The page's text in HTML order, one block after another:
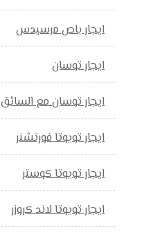
ايجار باص مرسيدس
ايجار توسان
ايجار توسان مع السائق
ايجار تويوتا فورتشنر
ايجار تويوتا كوستر
ايجار تويوتا لاند كروزر